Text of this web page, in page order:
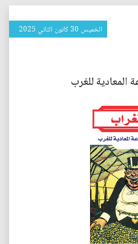
الخميس 30 كانون الثاني 2025
المعادية للغرب